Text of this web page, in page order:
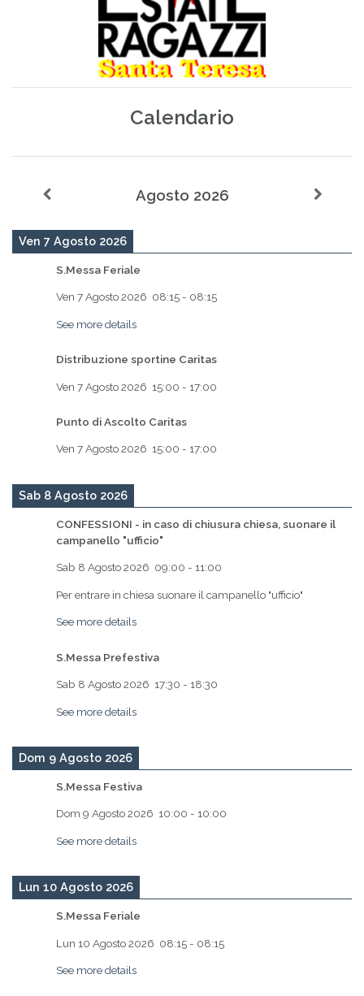
Calendario
Agosto 2026
Ven 7 Agosto 2026
S.Messa Feriale
Ven 7 Agosto 2026 08:15 - 08:15
See more details
Distribuzione sportine Caritas
Ven 7 Agosto 2026 15:00 - 17:00
Punto di Ascolto Caritas
Ven 7 Agosto 2026 15:00 - 17:00
Sab 8 Agosto 2026
CONFESSIONI - in caso di chiusura chiesa, suonare il
campanello "ufficio"
Sab 8 Agosto 2026 09:00 - 11:00
Per entrare in chiesa suonare il campanello "ufficio"
See more details
S.Messa Prefestiva
Sab 8 Agosto 2026 17:30 - 18:30
See more details
Dom 9 Agosto 2026
S.Messa Festiva
Dom 9 Agosto 2026 10:00 - 10:00
See more details
Lun 10 Agosto 2026
S.Messa Feriale
Lun 10 Agosto 2026 08:15 - 08:15
See more details